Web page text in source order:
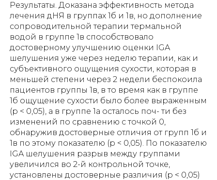
Результаты. Доказана эффективность метода
лечения дНЯ в группах 1б и 1в, но дополнение
сопроводительной терапии термальной
водой в группе 1в способствовало
достоверному улучшению оценки IGA
шелушения уже через неделю терапии, как и
субъективного ощущения сухости, которая в
меньшей степени через 2 недели беспокоила
пациентов группы 1в, в то время как в группе
1б ощущение сухости было более выраженным
(p < 0,05), а в группе 1а осталось поч- ти без
изменений по сравнению с точкой 0,
обнаружив достоверные отличия от групп 1б и
1в по этому показателю (p < 0,05). По показателю
IGA шелушения разрыв между группами
увеличился во 2-й контрольной точке,
установлены достоверные различия (p < 0,05)